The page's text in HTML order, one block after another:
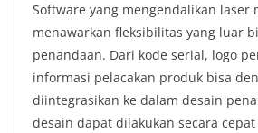
Software yang mengendalikan laser
menawarkan fleksibilitas yang luar
penandaan. Dari kode serial, logo
informasi pelacakan produk bisa
diintegrasikan ke dalam desain
desain dapat dilakukan secara